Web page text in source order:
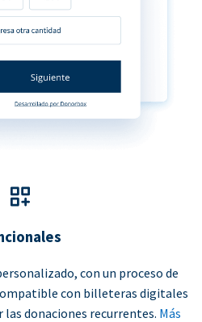
con un proceso de
con billeteras digitales
donaciones recurrentes. Más